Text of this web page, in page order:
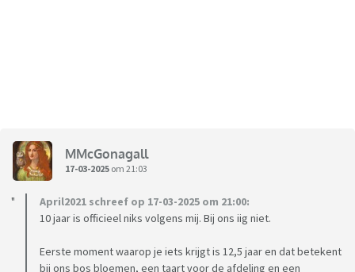
MMcGonagall
17-03-2025 om 21:03
April2021 schreef op 17-03-2025 om 21:00:
10 jaar is officieel niks volgens mij. Bij ons iig niet.
Eerste moment waarop je iets krijgt is 12,5 jaar en dat betekent
bij ons bos bloemen, een taart voor de afdeling en een